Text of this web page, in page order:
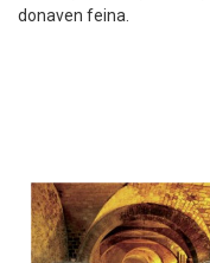
donaven feina.